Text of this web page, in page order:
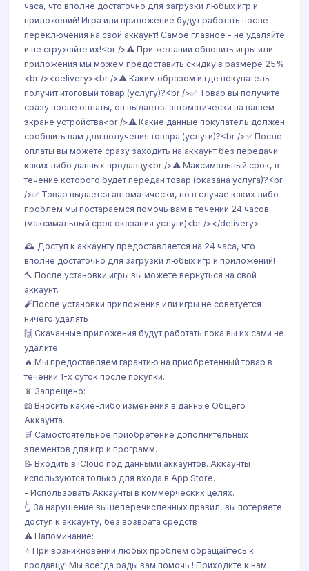
часа, что вполне достаточно для загрузки любых игр и
приложений! Игра или приложение будут работать после
переключения на свой аккаунт! Самое главное - не удаляйте
и не сгружайте их!<br />⚠️ При желании обновить игры или
приложения мы можем предоставить скидку в размере 25%
<br /><delivery><br />⚠️ Каким образом и где покупатель
получит итоговый товар (услугу)?<br />✅ Товар вы получите
сразу после оплаты, он выдается автоматически на вашем
экране устройства<br />⚠️ Какие данные покупатель должен
сообщить вам для получения товара (услуги)?<br />✅ После
оплаты вы можете сразу заходить на аккаунт без передачи
каких либо данных продавцу<br />⚠️ Максимальный срок, в
течение которого будет передан товар (оказана услуга)?<br
/>✅ Товар выдается автоматически, но в случае каких либо
проблем мы постараемся помочь вам в течении 24 часов
(максимальный срок оказания услуги)<br /></delivery>
🕰 Доступ к аккаунту предоставляется на 24 часа, что
вполне достаточно для загрузки любых игр и приложений!
🔨 После установки игры вы можете вернуться на свой
аккаунт.
🧨После установки приложения или игры не советуется
ничего удалять
🙌 Скачанные приложения будут работать пока вы их сами не
удалите
🔥 Мы предоставляем гарантию на приобретённый товар в
течении 1-х суток после покупки.
📵 Запрещено:
📖 Вносить какие-либо изменения в данные Общего
Аккаунта.
🛒 Самостоятельное приобретение дополнительных
элементов для игр и программ.
📝 Входить в iCloud под данными аккаунтов. Аккаунты
используются только для входа в App Store.
- Использовать Аккаунты в коммерческих целях.
👆 За нарушение вышеперечисленных правил, вы потеряете
доступ к аккаунту, без возврата средств
⚠️ Напоминание:
⭐️ При возникновении любых проблем обращайтесь к
продавцу! Мы всегда рады вам помочь ! Приходите к нам